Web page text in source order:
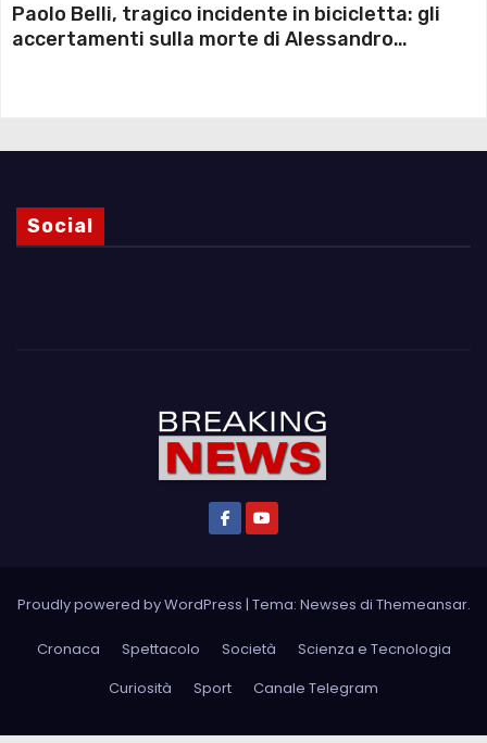
Paolo Belli, tragico incidente in bicicletta: gli
accertamenti sulla morte di Alessandro
Social
Proudly powered by WordPress | Tema: Newses di Themeansar.
Cronaca Spettacolo Società
Scienza e Tecnologia
Curiosità
Sport Canale Telegram